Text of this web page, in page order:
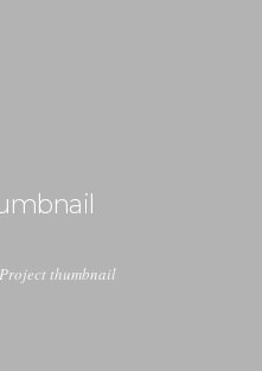
Project thumbnail